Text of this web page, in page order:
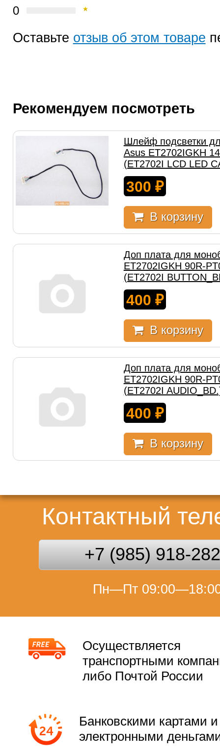
0
Оставьте отзыв об этом товаре
Рекомендуем посмотреть
Шлейф подсветки
Asus ET2702IGKH
(ET2702I LCD LED
300 ₽
В корзину
Доп плата для
ET2702IGKH 90R-
(ET2702I
400 ₽
В корзину
Доп плата для
ET2702IGKH 90R-
(ET2702I
400 ₽
В корзину
Контактный
+7 (985) 918-
Пн—Пт
Осуществляется
транспортными
либо Почтой России
Банковскими картами и
электронными